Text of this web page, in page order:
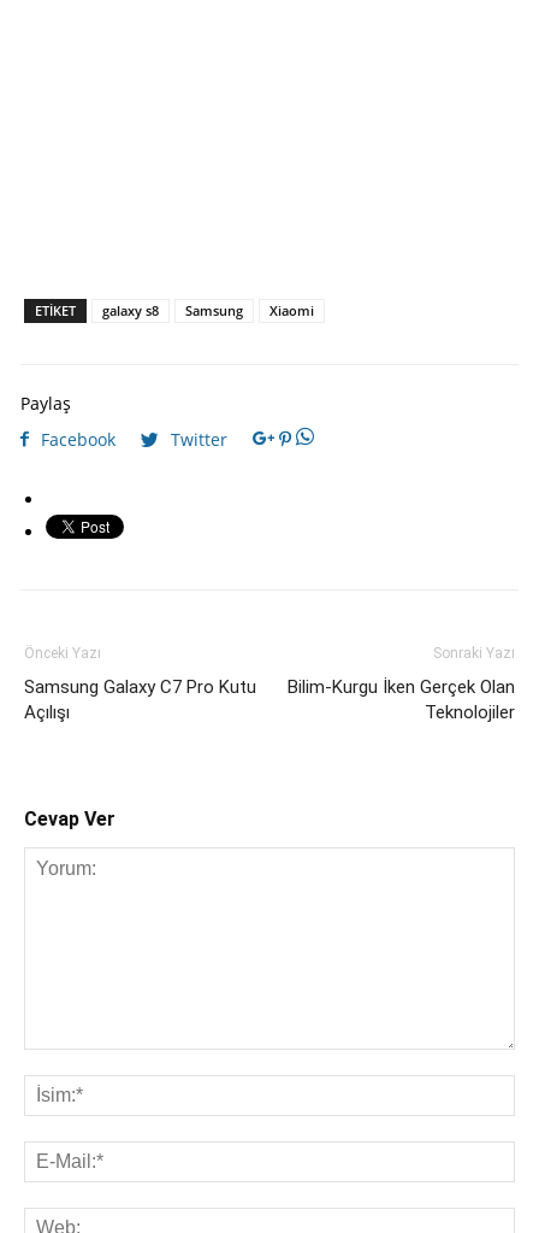
ETIKET galaxy s8 Samsung Xiaomi
Paylaş
Facebook
Twitter
Önceki Yazı
Samsung Galaxy C7 Pro Kutu
Açılışı
Sonraki Yazı
Bilim-Kurgu İken Gerçek Olan
Teknolojiler
Cevap Ver